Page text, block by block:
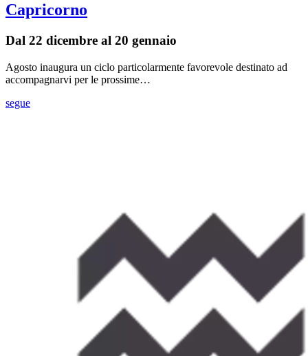
Capricorno
Dal 22 dicembre al 20 gennaio
Agosto inaugura un ciclo particolarmente favorevole destinato ad
accompagnarvi per le prossime…
segue